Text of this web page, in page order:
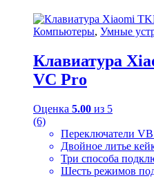
Компьютеры, Умные
Клавиатура
VC Pro
Оценка 5.00 из 5
(6)
Переключатели
Двойное литье
Три способа
Шесть режимов